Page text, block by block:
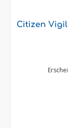
Citizen